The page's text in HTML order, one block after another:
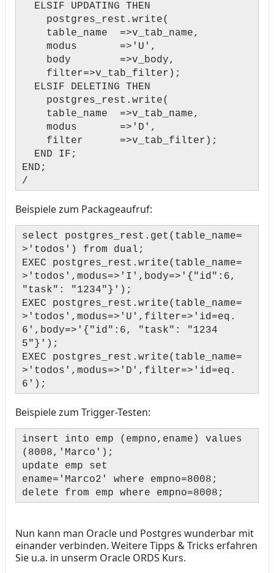
ELSIF UPDATING THEN
postgres_rest.write(
table_name =>v_tab_name,
modus =>'U',
body =>v_body,
filter=>v_tab_filter);
ELSIF DELETING THEN
postgres_rest.write(
table_name =>v_tab_name,
modus =>'D',
filter =>v_tab_filter);
END IF;
END;
/
Beispiele zum Packageaufruf:
select postgres_rest.get(table_name=
>'todos') from dual;
EXEC postgres_rest.write(table_name=
>'todos',modus=>'I',body=>'{"id":6,
"task": "1234"}');
EXEC postgres_rest.write(table_name=
>'todos',modus=>'U',filter=>'id=eq.
6',body=>'{"id":6, "task": "1234
5"}');
EXEC postgres_rest.write(table_name=
>'todos',modus=>'D',filter=>'id=eq.
6');
Beispiele zum Trigger-Testen:
insert into emp (empno,ename) values
(8008,'Marco');
update emp set
ename='Marco2' where empno=8008;
delete from emp where empno=8008;
Nun kann man Oracle und Postgres wunderbar mit
einander verbinden. Weitere Tipps & Tricks erfahren
Sie u.a. in unserm Oracle ORDS Kurs.